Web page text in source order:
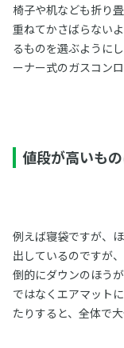
椅子や机なども折り
重ねてかさばらない
るものを選ぶように
ーナー式のガスコン
値段が高いも
例えば寝袋ですが、
出しているのですが
倒的にダウンのほう
ではなくエアマット
たりすると、全体で